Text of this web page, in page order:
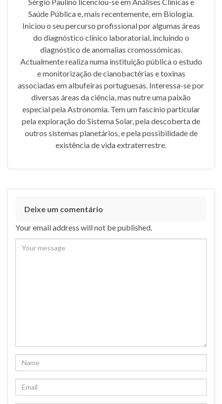
Saúde Pública e, mais recentemente, em Biologia.
Iniciou o seu percurso profissional por algumas áreas
do diagnóstico clínico laboratorial, incluindo o
diagnóstico de anomalias cromossómicas.
Actualmente realiza numa instituição pública o estudo
e monitorização de cianobactérias e toxinas
associadas em albufeiras portuguesas. Interessa-se por
diversas áreas da ciência, mas nutre uma paixão
especial pela Astronomia. Tem um fascínio particular
pela exploração do Sistema Solar, pela descoberta de
outros sistemas planetários, e pela possibilidade de
existência de vida extraterrestre.
Deixe um comentário
Your email address will not be published.